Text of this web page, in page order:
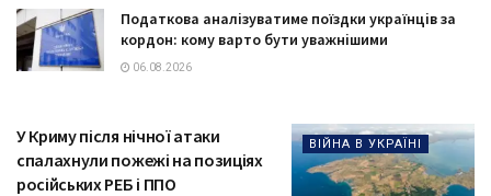
Податкова аналізуватиме поїздки українців за
кордон: кому варто бути уважнішими
06.08.2026
ВІЙНА В УКРАЇНІ
У Криму після нічної атаки
спалахнули пожежі на позиціях
російських РЕБ і ППО